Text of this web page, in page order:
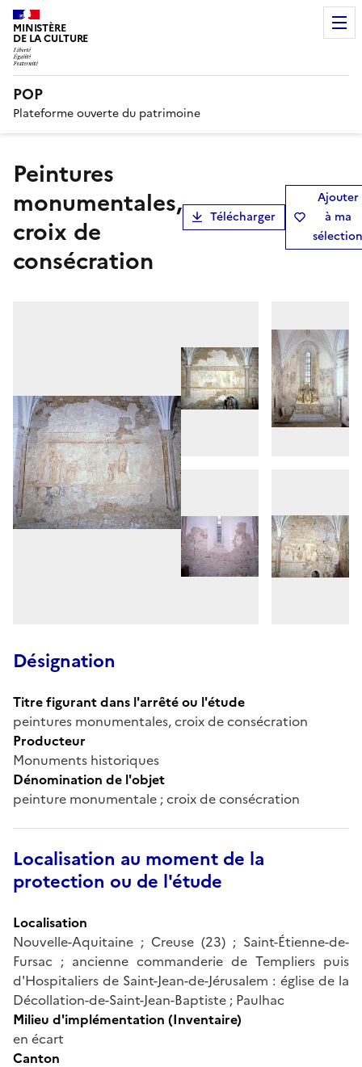
MINISTÈRE
DE LA CULTURE
POP
Plateforme ouverte du patrimoine
peintures
monumentales,
croix de
consécration
Télécharger
Ajouter
à ma
sélection
Désignation
Titre figurant dans l'arrêté ou l'étude
peintures monumentales, croix de consécration
Producteur
Monuments historiques
Dénomination de l'objet
peinture monumentale ; croix de consécration
Localisation au moment de la
protection ou de l'étude
Localisation
Nouvelle-Aquitaine ; Creuse (23) ; Saint-Étienne-de-
Fursac ; ancienne commanderie de Templiers puis
d'Hospitaliers de Saint-Jean-de-Jérusalem : église de la
Décollation-de-Saint-Jean-Baptiste ; Paulhac
Milieu d'implémentation (Inventaire)
en écart
Canton